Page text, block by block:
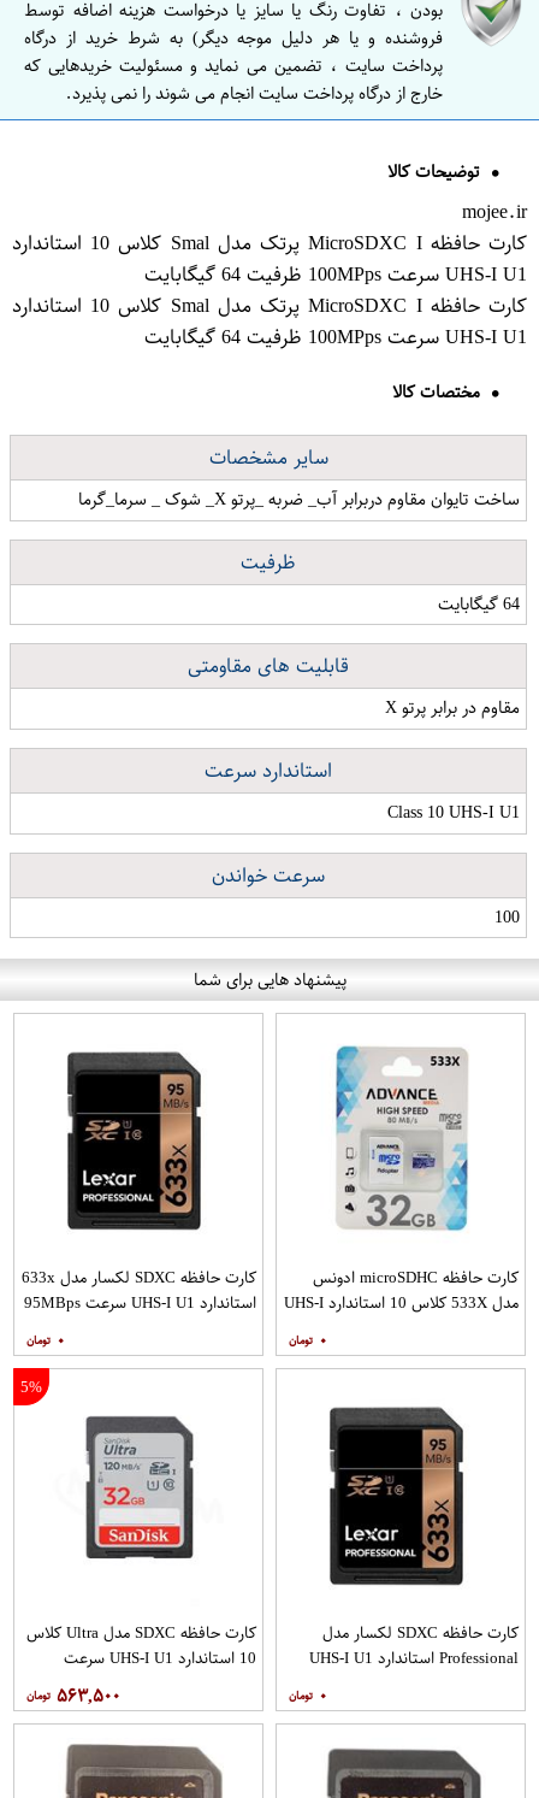
بودن ، تفاوت رنگ یا سایز یا درخواست هزینه اضافه توسط
فروشنده و یا هر دلیل موجه دیگر) به شرط خرید از درگاه
پرداخت سایت ، تضمین می نماید و مسئولیت خریدهایی که
خارج از درگاه پرداخت سایت انجام می شوند را نمی پذیرد.
توضیحات کالا
mojee.ir
کارت حافظه MicroSDXC I پرتک مدل Smal کلاس 10 استاندارد
UHS-I U1 سرعت 100MPps ظرفیت 64 گیگابایت
کارت حافظه MicroSDXC I پرتک مدل Smal کلاس 10 استاندارد
UHS-I U1 سرعت 100MPps ظرفیت 64 گیگابایت
مختصات کالا
سایر مشخصات
ساخت تایوان مقاوم دربرابر آب_ ضربه _پرتو X_ شوک _ سرما_گرما
ظرفیت
64 گیگابایت
قابلیت های مقاومتی
مقاوم در برابر پرتو X
استاندارد سرعت
Class 10 UHS-I U1
سرعت خواندن
100
پیشنهاد هایی برای شما
کارت حافظه microSDHC ادونس
مدل 533X کلاس 10 استاندارد UHS-I
U1 سرعت 80MBps به همراه آداپتور
SD
۰
کارت حافظه SDXC لکسار مدل 633x
استاندارد UHS-I U1 سرعت 95MBps
۰
کارت حافظه SDXC لکسار مدل
Professional استاندارد UHS-I U1
سرعت 95MBps 633X ظرفیت 256
گیگابایت
۰
5%
کارت حافظه SDXC مدل Ultra کلاس
10 استاندارد UHS-I U1 سرعت
۵۶۳,۵۰۰